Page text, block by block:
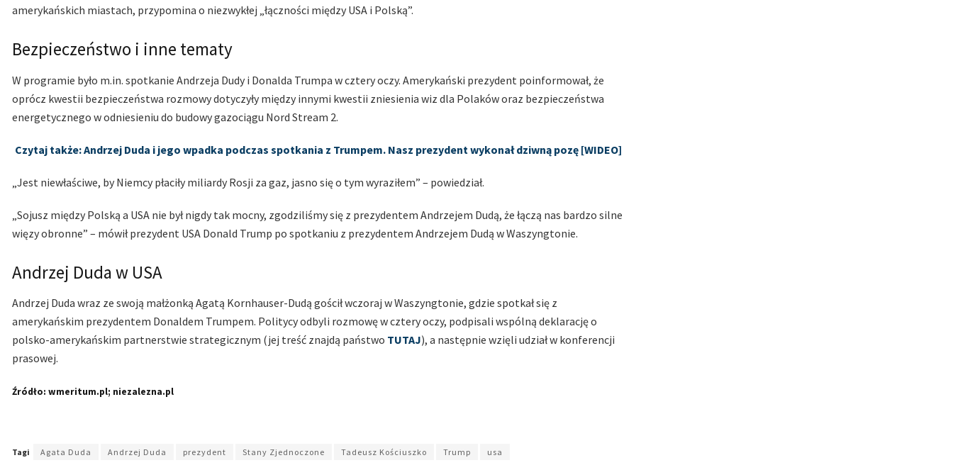
amerykańskich miastach, przypomina o niezwykłej „łączności między USA i Polską”.
Bezpieczeństwo i inne tematy
W programie było m.in. spotkanie Andrzeja Dudy i Donalda Trumpa w cztery oczy. Amerykański prezydent poinformował, że
oprócz kwestii bezpieczeństwa rozmowy dotyczyły między innymi kwestii zniesienia wiz dla Polaków oraz bezpieczeństwa
energetycznego w odniesieniu do budowy gazociągu Nord Stream 2.
Czytaj także: Andrzej Duda i jego wpadka podczas spotkania z Trumpem. Nasz prezydent wykonał dziwną pozę [WIDEO]
„Jest niewłaściwe, by Niemcy płaciły miliardy Rosji za gaz, jasno się o tym wyraziłem” – powiedział.
„Sojusz między Polską a USA nie był nigdy tak mocny, zgodziliśmy się z prezydentem Andrzejem Dudą, że łączą nas bardzo silne
więzy obronne” – mówił prezydent USA Donald Trump po spotkaniu z prezydentem Andrzejem Dudą w Waszyngtonie.
Andrzej Duda w USA
Andrzej Duda wraz ze swoją małżonką Agatą Kornhauser-Dudą gościł wczoraj w Waszyngtonie, gdzie spotkał się z
amerykańskim prezydentem Donaldem Trumpem. Politycy odbyli rozmowę w cztery oczy, podpisali wspólną deklarację o
polsko-amerykańskim partnerstwie strategicznym (jej treść znajdą państwo TUTAJ), a następnie wzięli udział w konferencji
prasowej.
Źródło: wmeritum.pl; niezalezna.pl
Tagi Agata Duda Andrzej Duda prezydent Stany Zjednoczone Tadeusz Kościuszko Trump usa